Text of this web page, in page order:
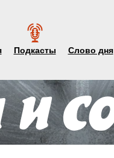
Подкасты Слово дня